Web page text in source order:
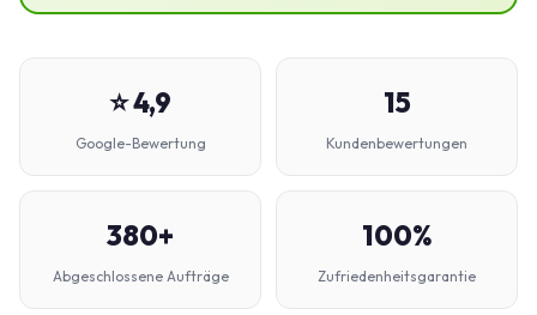
⭐ 4,9
Google-Bewertung
15
Kundenbewertungen
380+
Abgeschlossene Aufträge
100%
Zufriedenheitsgarantie